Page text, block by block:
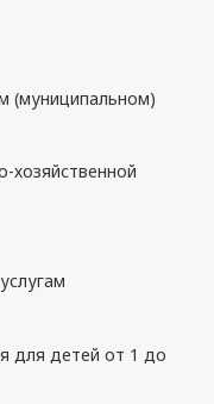
(муниципальном)
хозяйственной
для детей от 1 до